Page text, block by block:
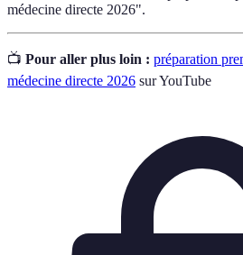
médecine directe 2026".
📺 Pour aller plus loin : préparation
médecine directe 2026 sur YouTube